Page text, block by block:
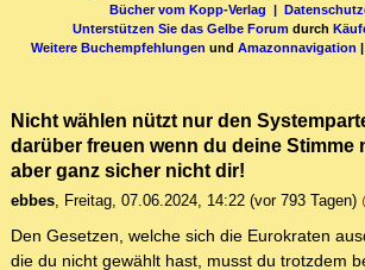
Bücher vom Kopp-Verlag |
Unterstützen Sie das Gelbe Forum durch
Weitere Buchempfehlungen und Amazonnavigation |
Nicht wählen nützt nur den
darüber freuen wenn du deine Stimme
aber ganz sicher nicht dir!
ebbes, Freitag, 07.06.2024, 14:22 (vor 793 Tagen)
Den Gesetzen, welche sich die Eurokraten
die du nicht gewählt hast, musst du trotzdem